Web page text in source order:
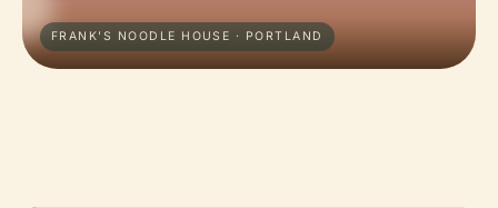
FRANK'S NOODLE HOUSE · PORTLAND